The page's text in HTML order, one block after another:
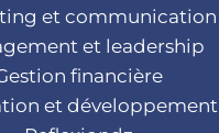
et communication
et leadership
financière
et développement